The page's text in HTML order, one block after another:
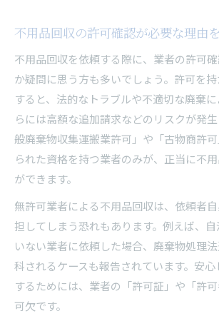
古物商許可のみ業者の違法性を
廃品回収の違法通報と消費者の
初めての不用品回収で困らないため
不用品回収依頼時に確認すべき
一般廃棄物収集運搬許可と古物
不用品回収で信頼できる許可業
無許可の不用品回収業者に依頼
許可番号記載の有無が安心の判
不用品回収 業者選びに役立つ許認
不用品回収に必要な許認可の
許可業者と無許可業者の見分け
不用品回収の許可確認が必要な理由
不用品回収を依頼する際に、業者の許可
か疑問に思う方も多いでしょう。許可を
すると、法的なトラブルや不適切な廃棄
らには高額な追加請求などのリスクが発
般廃棄物収集運搬業許可」や「古物商許
られた資格を持つ業者のみが、正当に不
ができます。
無許可業者による不用品回収は、依頼者
担してしまう恐れもあります。例えば、
いない業者に依頼した場合、廃棄物処理
科されるケースも報告されています。安
するためには、業者の「許可証」や「許
可欠です。